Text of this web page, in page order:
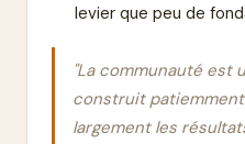
levier que peu de
"La communauté est
construit
largement les